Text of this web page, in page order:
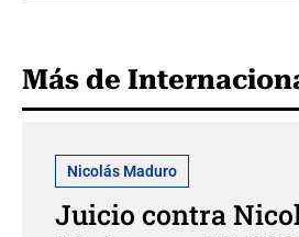
Más de
Nicolás Maduro
Juicio contra